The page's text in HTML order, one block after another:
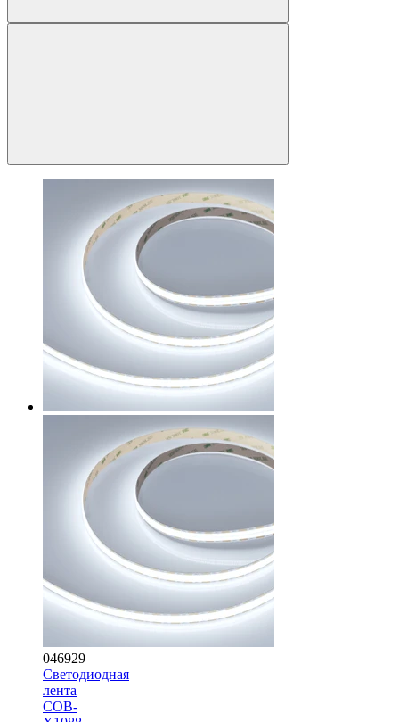
046929
Светодиодная
лента
COB-